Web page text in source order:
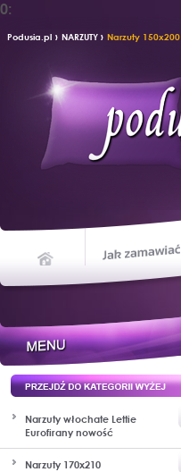
0:
Podusia.pl › NARZUTY › Narzuty 150x200
Narzuty włochate Lettie
Eurofirany nowość
Narzuty 170x210